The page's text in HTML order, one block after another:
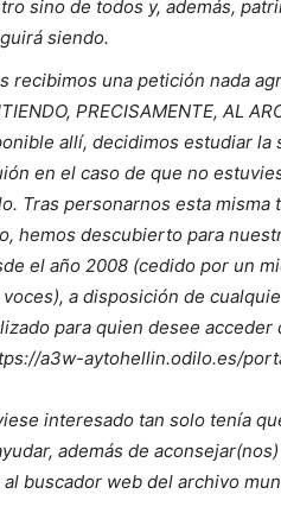
sino de todos y, además,
siendo.
recibimos una petición nada
PRECISAMENTE, AL
allí, decidimos estudiar
en el caso de que no
Tras personarnos esta
hemos descubierto para
el año 2008 (cedido por un
voces), a disposición de
para quien desee
a3w-aytohellin.odilo.es/
interesado tan solo tenía
además de
buscador web del archivo